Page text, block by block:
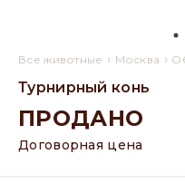
Все животные › Москва ›
Турнирный конь
ПРОДАНО
Договорная цена